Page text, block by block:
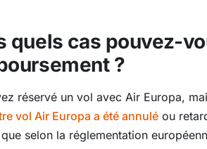
quels cas pouvez-
?
réservé un vol avec Air Europa,
vol Air Europa a été annulé ou
selon la réglementation